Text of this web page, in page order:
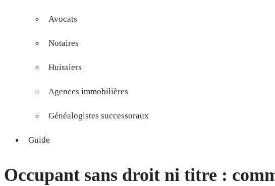
Avocats
Notaires
Huissiers
Agences immobilières
Généalogistes successoraux
Guide
Occupant sans droit ni titre :